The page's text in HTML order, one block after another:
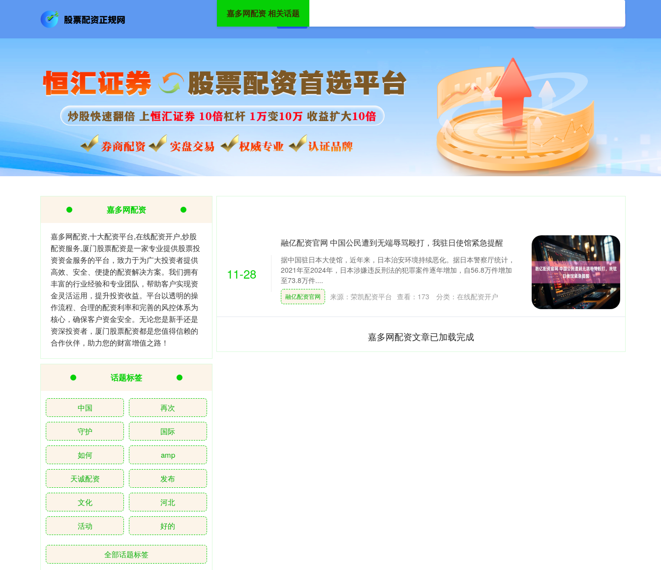
首页
嘉多网配资 相关话题
11-28
融亿配资官网 中国公民遭到无端辱骂殴打，我驻日使馆紧急提醒
据中国驻日本大使馆，近年来，日本治安环境持续恶化。据日本警察厅统计，
2021年至2024年，日本涉嫌违反刑法的犯罪案件逐年增加，自56.8万件增加
至73.8万件....
融亿配资官网 来源：荣凯配资平台 查看： 173 分类： 在线配资开户
嘉多网配资文章已加载完成
嘉多网配资
嘉多网配资,十大配资平台,在线配资开户,炒股
配资服务,厦门股票配资是一家专业提供股票投
资资金服务的平台，致力于为广大投资者提供
高效、安全、便捷的配资解决方案。我们拥有
丰富的行业经验和专业团队，帮助客户实现资
金灵活运用，提升投资收益。平台以透明的操
作流程、合理的配资利率和完善的风控体系为
核心，确保客户资金安全。无论您是新手还是
资深投资者，厦门股票配资都是您值得信赖的
合作伙伴，助力您的财富增值之路！
话题标签
中国 再次
守护 国际
如何 amp
天诚配资 发布
文化 河北
活动 好的
全部话题标签